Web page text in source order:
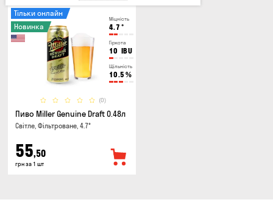
Міцність
4.7 °
Гіркота
10 IBU
Щільність
10.5 %
(0)
Тільки онлайн
Новинка
Пиво Miller Genuine Draft 0.48л
Світле, Фільтроване, 4.7°
55,50
грн за 1 шт